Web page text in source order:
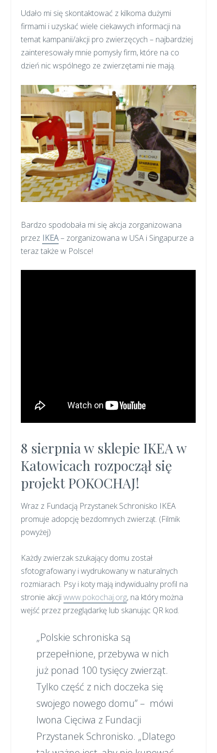
Udało mi się skontaktować z kilkoma dużymi
firmami i uzyskać wiele ciekawych informacji na
temat kampanii/akcji pro zwierzęcych – najbardziej
zainteresowały mnie pomysły firm, które na co
dzień nic wspólnego ze zwierzętami nie mają.
Bardzo spodobała mi się akcja zorganizowana
przez IKEA– zorganizowana w USA i Singapurze a
teraz także w Polsce!
8 sierpnia w sklepie IKEA w
Katowicach rozpoczął się
projekt POKOCHAJ!
Wraz z Fundacją Przystanek Schronisko IKEA
promuje adopcję bezdomnych zwierząt. (Filmik
powyżej)
Każdy zwierzak szukający domu został
sfotografowany i wydrukowany w naturalnych
rozmiarach. Psy i koty mają indywidualny profil na
stronie akcjiwww.pokochaj.org, na który można
wejść przez przeglądarkę lub skanując QR kod.
„Polskie schroniska są
przepełnione, przebywa w nich
już ponad 100 tysięcy zwierząt.
Tylko część z nich doczeka się
swojego nowego domu” – mówi
Iwona Cięciwa z Fundacji
Przystanek Schronisko. „Dlatego